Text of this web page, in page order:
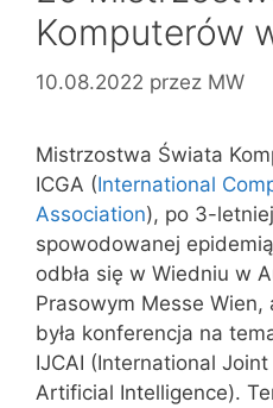
Komputerów
10.08.2022 przez MW
Mistrzostwa Świata
ICGA (International
Association), po 3-
spowodowanej
odbła się w Wiedniu w
Prasowym Messe Wien,
była konferencja na
IJCAI (International
Artificial Intelligence).